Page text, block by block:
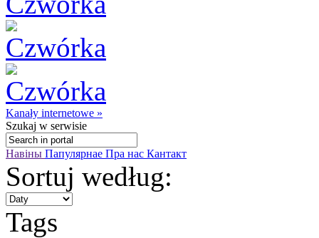
Kanały internetowe »
Szukaj w serwisie
Навіны Папулярнае Пра нас Кантакт
Sortuj według:
Tags